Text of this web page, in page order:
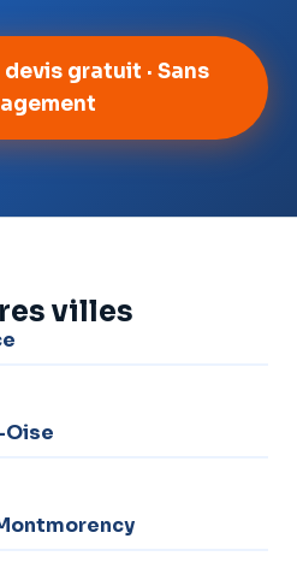
devis gratuit · Sans
villes
Oise